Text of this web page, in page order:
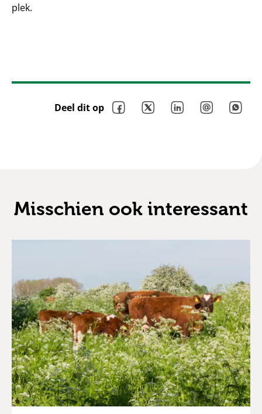
plek.
Deel dit op
FacebookTwitter LinkedIn Mail
Misschien ook interessant